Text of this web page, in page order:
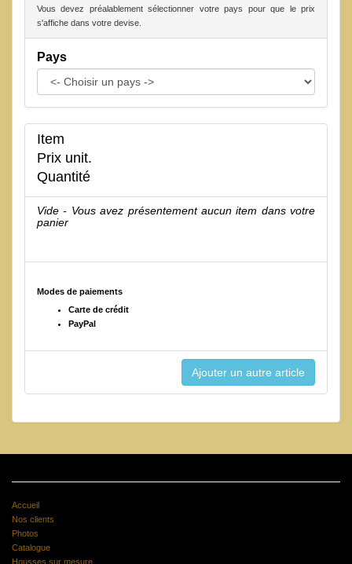
Vous devez préalablement sélectionner votre pays pour que le prix
s'affiche dans votre devise.
Pays
Item
Prix unit.
Quantité
Vide - Vous avez présentement aucun item dans votre
panier
Modes de paiements
Carte de crédit
PayPal
Accueil
Nos clients
Photos
Catalogue
Housses sur mesure